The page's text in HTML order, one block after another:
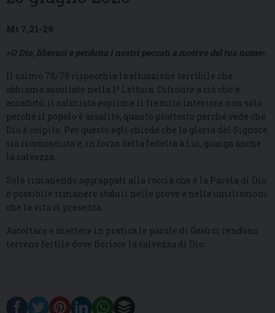
Mt 7,21-29
«O Dio, liberaci e perdona i nostri peccati a motivo del tuo nome»
Il salmo 78/79 rispecchia la situazione terribile che
abbiamo ascoltato nella 1a Lettura. Difronte a ciò che è
accaduto, il salmista esprime il fremito interiore non solo
perché il popolo è assalito, quanto piuttosto perché vede che
Dio è colpito. Per questo egli chiede che la gloria del Signore
sia riconosciuta e, in forza della fedeltà a Lui, giunga anche
la salvezza.
Solo rimanendo aggrappati alla roccia che è la Parola di Dio
è possibile rimanere stabili nelle prove e nelle umiliazioni
che la vita ci presenta.
Ascoltare e mettere in pratica le parole di Gesù ci rendono
terreno fertile dove fiorisce la salvezza di Dio.